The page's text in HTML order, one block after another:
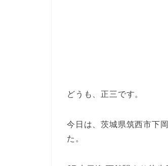
どうも、正三です。
今日は、茨城県筑西市下
た。